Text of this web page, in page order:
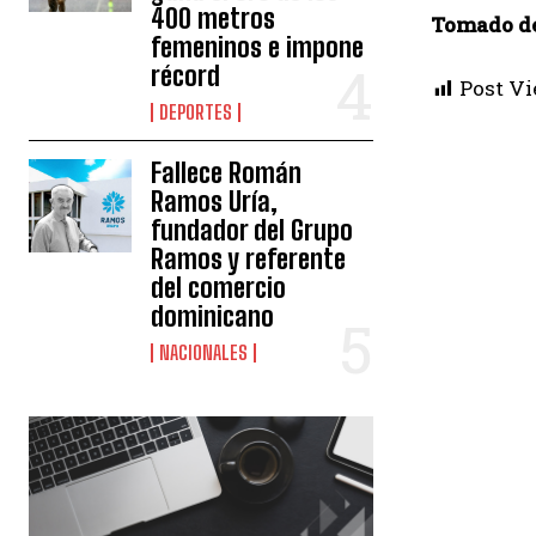
400 metros
femeninos e impone
récord
DEPORTES
Fallece Román
Ramos Uría,
fundador del Grupo
Ramos y referente
del comercio
dominicano
NACIONALES
Tomado
Post